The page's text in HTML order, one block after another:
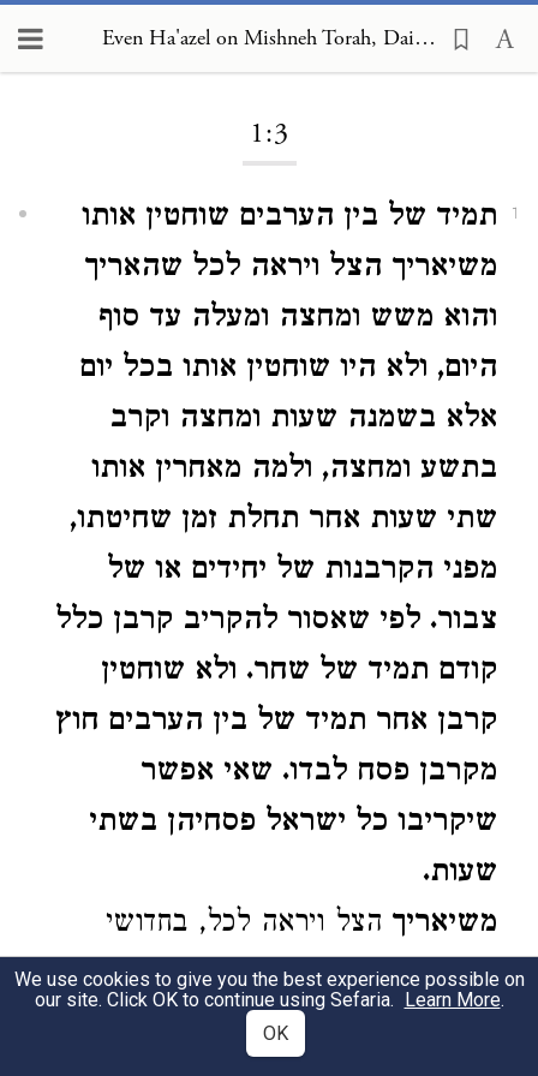
Even Ha'azel on Mishneh Torah, Daily Offerings and Additional Offerings 1:3
1:3
1
תמיד של בין הערבים שוחטין אותו
משיאריך הצל ויראה לכל שהאריך
והוא משש ומחצה ומעלה עד סוף
היום, ולא היו שוחטין אותו בכל יום
אלא בשמנה שעות ומחצה וקרב
בתשע ומחצה, ולמה מאחרין אותו
שתי שעות אחר תחלת זמן שחיטתו,
מפני הקרבנות של יחידים או של
צבור. לפי שאסור להקריב קרבן כלל
קודם תמיד של שחר. ולא שוחטין
קרבן אחר תמיד של בין הערבים חוץ
מקרבן פסח לבדו. שאי אפשר
שיקריבו כל ישראל פסחיהן בשתי
שעות.
משיאריך הצל ויראה לכל, בחדושי
המאירי כתב שהוא מן התורה, וכן
משמע מדברי הרמב"ם
We use cookies to give you the best experience possible on
our site. Click OK to continue using Sefaria. Learn More.
OK